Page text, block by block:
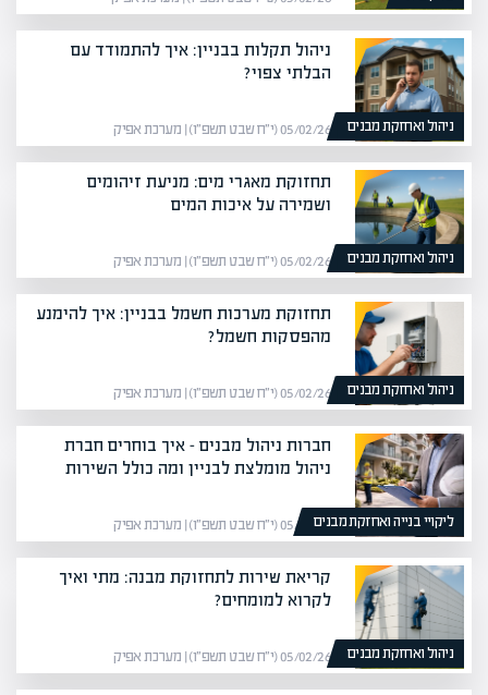
ניהול ואחזקת מבנים
ניהול תקלות בבניין: איך להתמודד עם
הבלתי צפוי?
05/02/26 (י״ח שבט תשפ״ו) | מערכת אפיק
ניהול ואחזקת מבנים
תחזוקת מאגרי מים: מניעת זיהומים
ושמירה על איכות המים
05/02/26 (י״ח שבט תשפ״ו) | מערכת אפיק
ניהול ואחזקת מבנים
תחזוקת מערכות חשמל בבניין: איך להימנע
מהפסקות חשמל?
05/02/26 (י״ח שבט תשפ״ו) | מערכת אפיק
ליקויי בנייה ואחזקת מבנים
חברות ניהול מבנים – איך בוחרים חברת
ניהול מומלצת לבניין ומה כולל השירות
05/02/26 (י״ח שבט תשפ״ו) | מערכת אפיק
ניהול ואחזקת מבנים
קריאת שירות לתחזוקת מבנה: מתי ואיך
לקרוא למומחים?
05/02/26 (י״ח שבט תשפ״ו) | מערכת אפיק